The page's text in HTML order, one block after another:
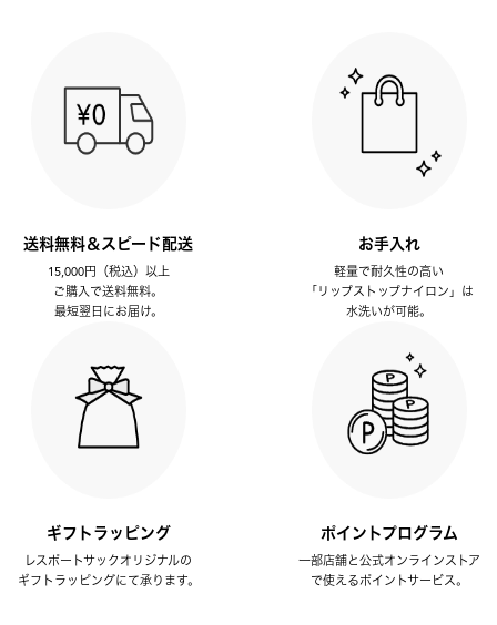
送料無料＆スピード配送
15,000円（税込）以上
ご購入で送料無料。
最短翌日にお届け。
お手入れ
軽量で耐久性の高い
「リップストップナイロン」は
水洗いが可能。
ギフトラッピング
レスポートサックオリジナルの
ギフトラッピングにて承ります。
ポイントプログラム
一部店舗と公式オンラインストア
で使えるポイントサービス。